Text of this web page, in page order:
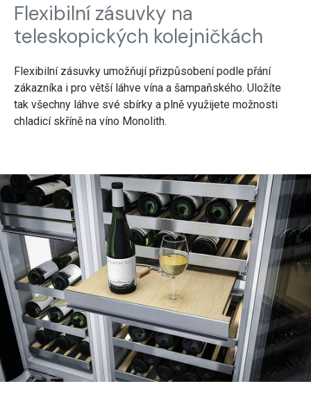
Flexibilní zásuvky na
teleskopických kolejničkách
Flexibilní zásuvky umožňují přizpůsobení podle přání
zákazníka i pro větší láhve vína a šampaňského. Uložíte
tak všechny láhve své sbírky a plně využijete možnosti
chladicí skříně na víno Monolith.